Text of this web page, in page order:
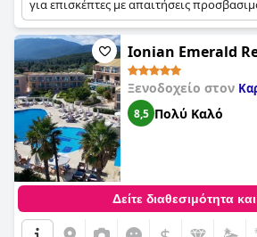
για επισκέπτες με απαιτήσεις
Ionian Emerald
Ξενοδοχείο στον
8,5 Πολύ Καλό
Δείτε διαθεσιμότητα και